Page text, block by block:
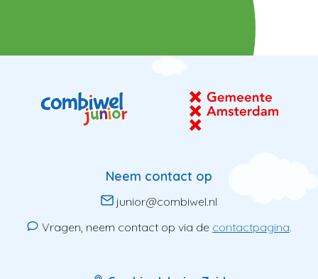
Neem contact op
junior@combiwel.nl
Vragen, neem contact op via de contactpagina.